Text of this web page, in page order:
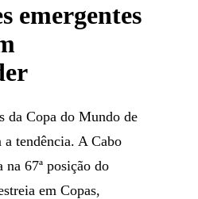
emergentes
da Copa do Mundo de
tendência. A Cabo
na 67ª posição do
em Copas,